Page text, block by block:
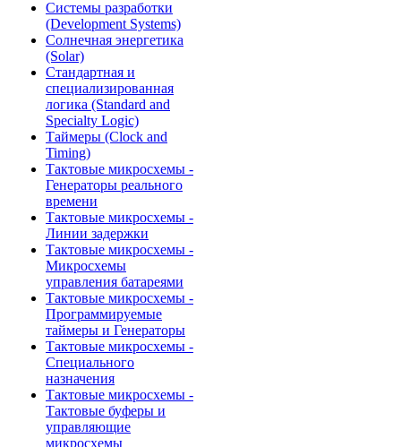
Системы разработки
(Development Systems)
Солнечная энергетика
(Solar)
Стандартная и
специализированная
логика (Standard and
Specialty Logic)
Таймеры (Clock and
Timing)
Тактовые микросхемы -
Генераторы реального
времени
Тактовые микросхемы -
Линии задержки
Тактовые микросхемы -
Микросхемы
управления батареями
Тактовые микросхемы -
Программируемые
таймеры и Генераторы
Тактовые микросхемы -
Специального
назначения
Тактовые микросхемы -
Тактовые буферы и
управляющие
микросхемы